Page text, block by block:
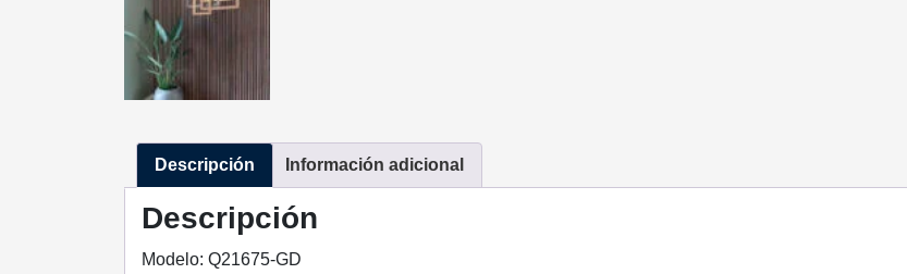
Descripción Información adicional
Descripción
Modelo: Q21675-GD